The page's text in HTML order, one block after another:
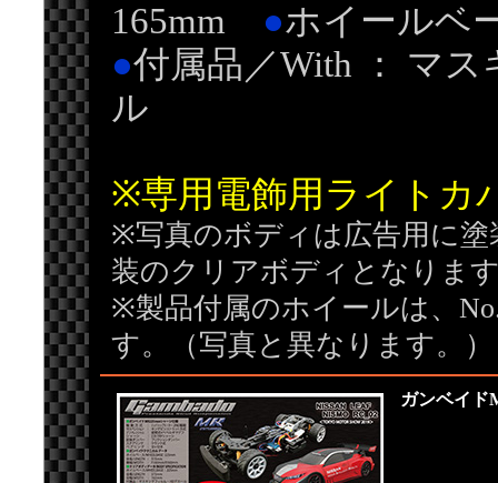
165mm ●ホイールベ
●付属品／With ： マ
ル
※専用電飾用ライトカ
※写真のボディは広告用に
装のクリアボディとなりま
※製品付属のホイールは、
す。（写真と異なります。）
ガンベイド